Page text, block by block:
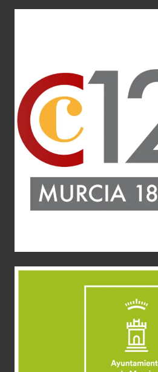
Cámara de
Aplicaciones gráficas Diseño
corporativa
Imagen Corporativa